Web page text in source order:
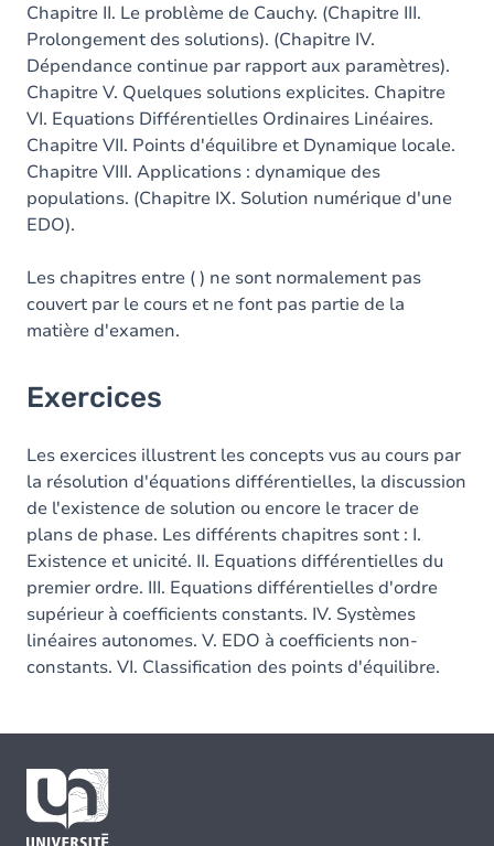
Chapitre II. Le problème de Cauchy. (Chapitre III.
Prolongement des solutions). (Chapitre IV.
Dépendance continue par rapport aux paramètres).
Chapitre V. Quelques solutions explicites. Chapitre
VI. Equations Différentielles Ordinaires Linéaires.
Chapitre VII. Points d'équilibre et Dynamique locale.
Chapitre VIII. Applications : dynamique des
populations. (Chapitre IX. Solution numérique d'une
EDO).
Les chapitres entre ( ) ne sont normalement pas
couvert par le cours et ne font pas partie de la
matière d'examen.
Exercices
Les exercices illustrent les concepts vus au cours par
la résolution d'équations différentielles, la discussion
de l'existence de solution ou encore le tracer de
plans de phase. Les différents chapitres sont : I.
Existence et unicité. II. Equations différentielles du
premier ordre. III. Equations différentielles d'ordre
supérieur à coefficients constants. IV. Systèmes
linéaires autonomes. V. EDO à coefficients non-
constants. VI. Classification des points d'équilibre.